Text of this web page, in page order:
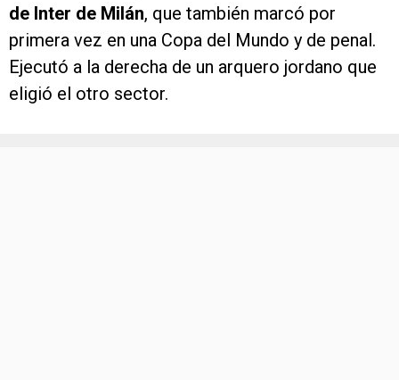
de Inter de Milán, que también marcó por
primera vez en una Copa del Mundo y de penal.
Ejecutó a la derecha de un arquero jordano que
eligió el otro sector.